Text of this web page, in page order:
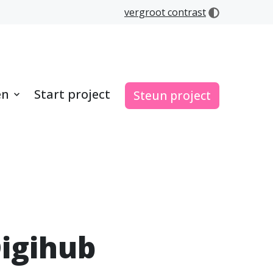
vergroot contrast
Start project Steun project